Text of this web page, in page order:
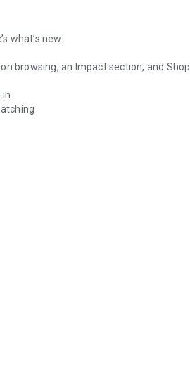
what’s new:
browsing, an Impact section, and Shop
in